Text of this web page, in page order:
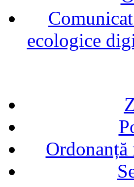
ecologice